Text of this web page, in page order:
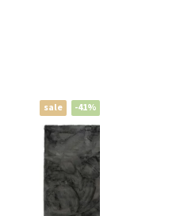
sale -41%